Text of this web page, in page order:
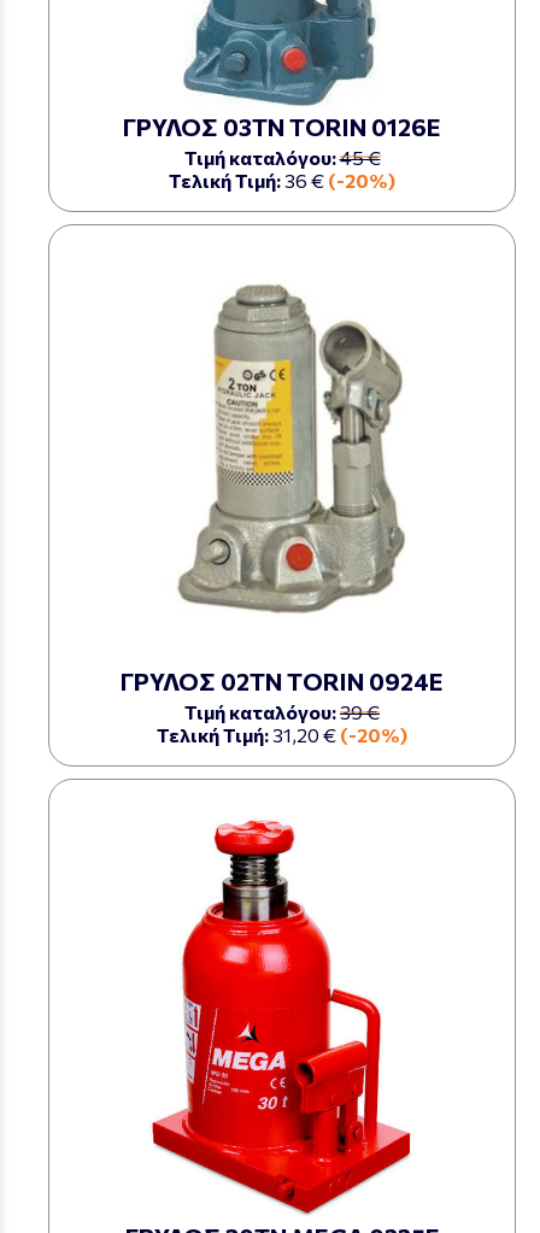
ΓΡΥΛΟΣ 03ΤΝ TORIN 0126Ε
Τιμή καταλόγου:45 €
Τελική Τιμή:36 € (-20%)
ΓΡΥΛΟΣ 02ΤΝ TORIN 0924Ε
Τιμή καταλόγου:39 €
Τελική Τιμή:31,20 € (-20%)